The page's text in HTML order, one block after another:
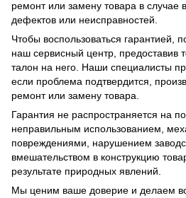
ремонт или замену товара в случае
дефектов или неисправностей.
Чтобы воспользоваться гарантией,
наш сервисный центр, предоставив
талон на него. Наши специалисты
если проблема подтвердится,
ремонт или замену товара.
Гарантия не распространяется на
неправильным использованием,
повреждениями, нарушением
вмешательством в конструкцию
результате природных явлений.
Мы ценим ваше доверие и делаем